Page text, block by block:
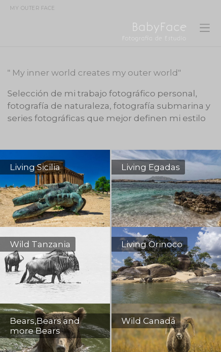
MY OUTER FACE
" My inner world creates my outer world"
Selección de mi trabajo fotográfico personal,
fotografía de naturaleza, fotografía submarina y
series fotográficas que mejor definen mi estilo
Living Sicilia Living Egadas
Wild Tanzania Living Orinoco
Bears,Bears and
more Bears
Wild Canadá